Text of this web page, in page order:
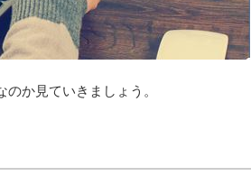
か見ていきましょう。